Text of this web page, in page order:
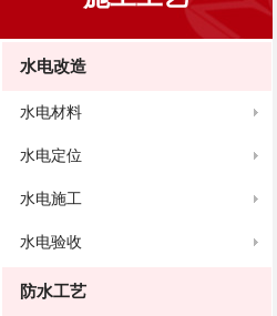
水电改造
水电材料
水电定位
水电施工
水电验收
防水工艺